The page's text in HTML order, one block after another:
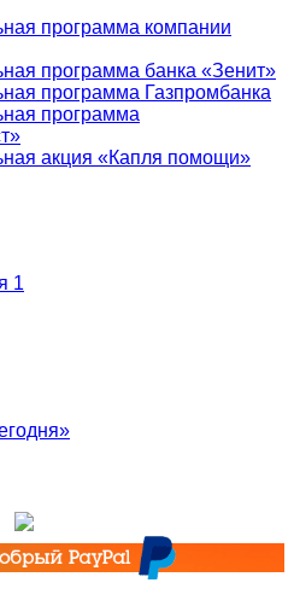
программа компании
программа банка «Зенит»
программа Газпромбанка
программа
акция «Капля помощи»
1